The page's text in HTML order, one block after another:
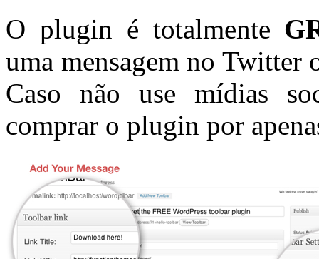
O plugin é totalmente
uma mensagem no Twitter
Caso não use mídias
comprar o plugin por